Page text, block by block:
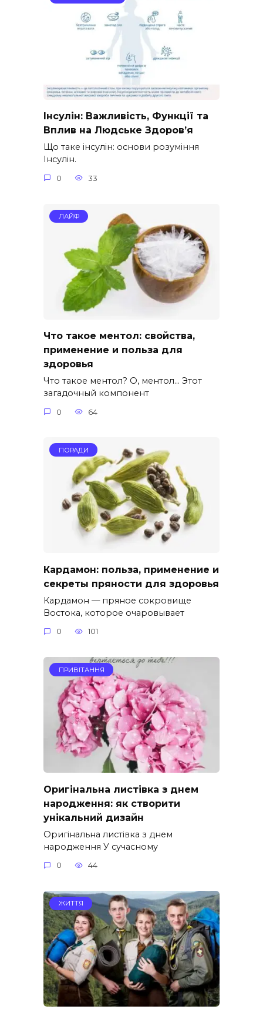
Інсулін: Важливість, Функції та
Вплив на Людське Здоров’я
Що таке інсулін: основи розуміння
Інсулін.
0 33
ЛАЙФ
Что такое ментол: свойства,
применение и польза для
здоровья
Что такое ментол? О, ментол… Этот
загадочный компонент
0 64
ПОРАДИ
Кардамон: польза, применение и
секреты пряности для здоровья
Кардамон — пряное сокровище
Востока, которое очаровывает
0 101
ПРИВІТАННЯ
Оригінальна листівка з днем
народження: як створити
унікальний дизайн
Оригінальна листівка з днем
народження У сучасному
0 44
ЖИТТЯ